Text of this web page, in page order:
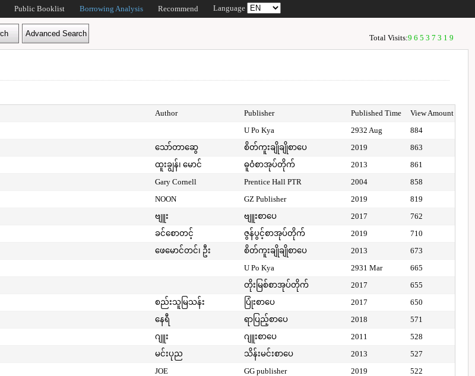
Public Booklist Borrowing Analysis Recommend Language
Total Visits:96537319
Author Publisher Published Time
View Amount
U Po Kya 2932 Aug
884
သော်တာဆွေ စိတ်ကူးချိုချိုစာပေ 2019
863
ထူးချွန်၊ မောင် ဓူဝံစာအုပ်တိုက် 2013
861
Gary Cornell Prentice Hall PTR 2004
858
NOON GZ Publisher 2019
819
ဗျူး ဗျူးစာပေ 2017
762
ခင်စောတင့် ဇွန်ပွင့်စာအုပ်တိုက် 2019
710
ဖေမောင်တင်၊ ဦး စိတ်ကူးချိုချိုစာပေ 2013
673
U Po Kya 2931 Mar
665
တိုးမြစ်စာအုပ်တိုက် 2017
655
စည်းသူမြသန်း ပြုံးစာပေ 2017
650
နေရီ ရာပြည့်စာပေ 2018
571
ဂျူး ဂျူးစာပေ 2011
528
မင်းပုည သိန်းမင်းစာပေ 2013
527
JOE GG publisher 2019
522